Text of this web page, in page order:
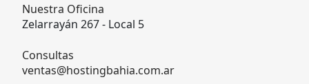
Nuestra Oficina
Zelarrayán 267 - Local 5
Consultas
ventas@hostingbahia.com.ar